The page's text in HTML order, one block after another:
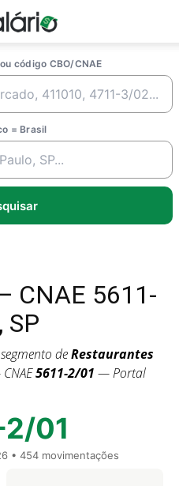
código CBO/CNAE
= Brasil
CNAE 5611-
deRestaurantes
5611-2/01 — Portal
2/01
• 454 movimentações